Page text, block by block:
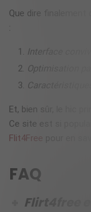
Que dire finalement
:
Interface
Optimisation
Et, bien sûr, le hic
Ce site est si
Flit4Free
FAQ
Flirt4free